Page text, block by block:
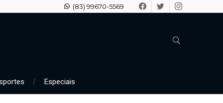
(83) 99670-5569
Especiais